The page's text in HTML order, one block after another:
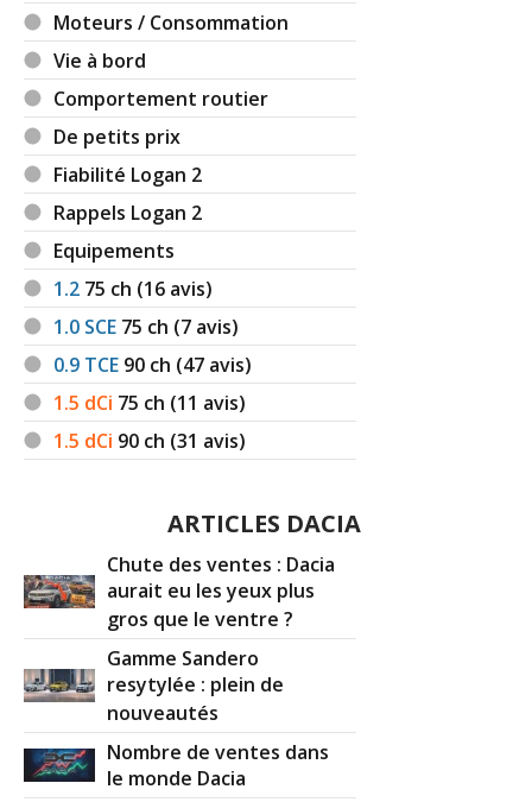
Moteurs / Consommation
Vie à bord
Comportement routier
De petits prix
Fiabilité Logan 2
Rappels Logan 2
Equipements
1.2 75 ch (16 avis)
1.0 SCE 75 ch (7 avis)
0.9 TCE 90 ch (47 avis)
1.5 dCi 75 ch (11 avis)
1.5 dCi 90 ch (31 avis)
ARTICLES DACIA
Chute des ventes : Dacia
aurait eu les yeux plus
gros que le ventre ?
Gamme Sandero
resytylée : plein de
nouveautés
Nombre de ventes dans
le monde Dacia